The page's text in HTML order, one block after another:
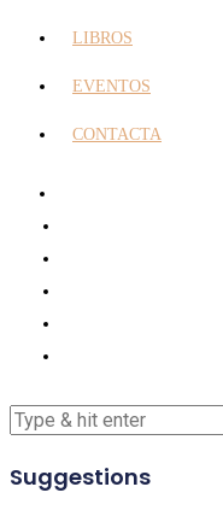
LIBROS
EVENTOS
CONTACTA
Suggestions